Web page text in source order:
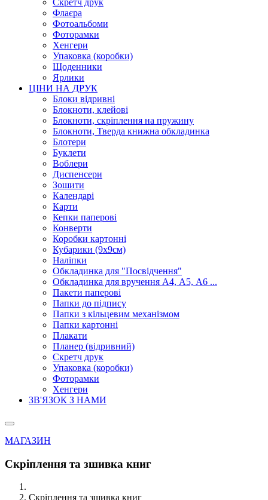
Скретч друк
Флаєра
Фотоальбоми
Фоторамки
Хенгери
Упаковка (коробки)
Щоденники
Ярлики
ЦІНИ НА ДРУК
Блоки відривні
Блокноти, клейові
Блокноти, скріплення на пружину
Блокноти, Тверда книжна обкладинка
Блотери
Буклети
Воблери
Диспенсери
Зошити
Календарі
Карти
Кепки паперові
Конверти
Коробки картонні
Кубарики (9х9см)
Наліпки
Обкладинка для "Посвідчення"
Обкладинка для вручення А4, А5, А6 ...
Пакети паперові
Папки до підпису
Папки з кільцевим механізмом
Папки картонні
Плакати
Планер (відривний)
Скретч друк
Упаковка (коробки)
Фоторамки
Хенгери
ЗВ'ЯЗОК З НАМИ
МАГАЗИН
Скріплення та зшивка книг
Скріплення та зшивка книг